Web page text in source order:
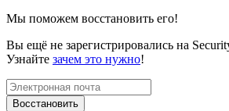
Мы поможем восстановить его!
Вы ещё не зарегистрировались на
Узнайте зачем это нужно!